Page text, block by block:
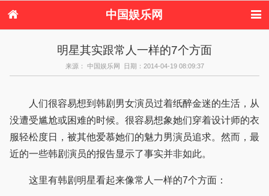
中国娱乐网
日本娱乐 韩国娱乐
音乐新闻 影视新闻
八卦
明星其实跟常人一样的7个方面
来源： 中国娱乐网 日期：2014-04-19 08:09:37
人们很容易想到韩剧男女演员过着纸醉金迷的生活，从
没遭受尴尬或困难的时候。很容易想象她们穿着设计师的衣
服轻松度日，被其他爱慕她们的魅力男演员追求。然而，最
近的一些韩剧演员的报告显示了事实并非如此。
这里有韩剧明星看起来像常人一样的7个方面：